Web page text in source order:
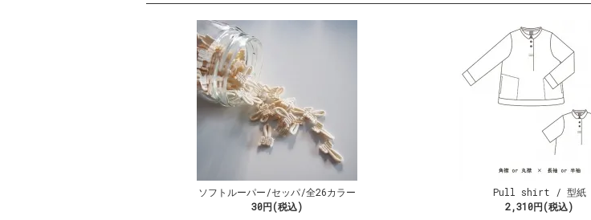
ソフトルーパー/セッパ/全26カラー
30円(税込)
Pull shirt / 型紙
2,310円(税込)